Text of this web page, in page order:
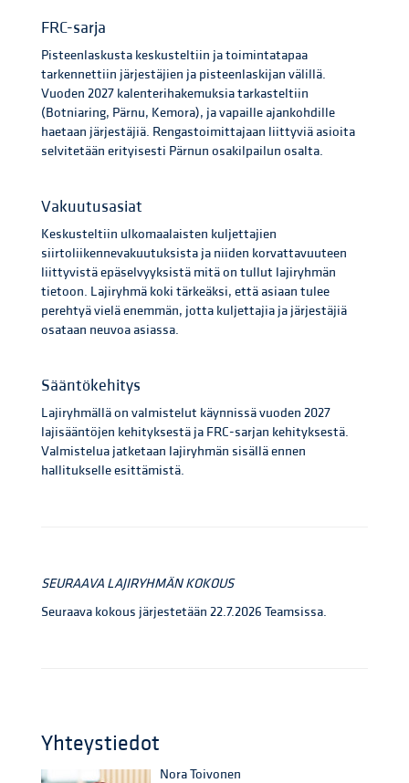
FRC-sarja
Pisteenlaskusta keskusteltiin ja toimintatapaa
tarkennettiin järjestäjien ja pisteenlaskijan välillä.
Vuoden 2027 kalenterihakemuksia tarkasteltiin
(Botniaring, Pärnu, Kemora), ja vapaille ajankohdille
haetaan järjestäjiä. Rengastoimittajaan liittyviä asioita
selvitetään erityisesti Pärnun osakilpailun osalta.
Vakuutusasiat
Keskusteltiin ulkomaalaisten kuljettajien
siirtoliikennevakuutuksista ja niiden korvattavuuteen
liittyvistä epäselvyyksistä mitä on tullut lajiryhmän
tietoon. Lajiryhmä koki tärkeäksi, että asiaan tulee
perehtyä vielä enemmän, jotta kuljettajia ja järjestäjiä
osataan neuvoa asiassa.
Sääntökehitys
Lajiryhmällä on valmistelut käynnissä vuoden 2027
lajisääntöjen kehityksestä ja FRC-sarjan kehityksestä.
Valmistelua jatketaan lajiryhmän sisällä ennen
hallitukselle esittämistä.
SEURAAVA LAJIRYHMÄN KOKOUS
Seuraava kokous järjestetään 22.7.2026 Teamsissa.
Yhteystiedot
Nora Toivonen